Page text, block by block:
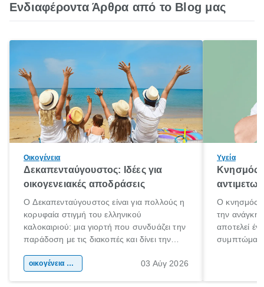
Ενδιαφέροντα Άρθρα από το Blog μας
Οικογένεια
Δεκαπενταύγουστος: Ιδέες για
οικογενειακές αποδράσεις
Ο Δεκαπενταύγουστος είναι για πολλούς η
κορυφαία στιγμή του ελληνικού
καλοκαιριού: μια γιορτή που συνδυάζει την
παράδοση με τις διακοπές και δίνει την
χώρας. Είτε πρόκειται για λίγες μέρες
οικογένεια & παιδί 03 Αύγ 2026
Υγεία
Κνησμός:
Ο κνησμός
την ανάγκη
αποτελεί